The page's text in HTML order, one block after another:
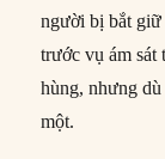
người bị bắt giữ
trước vụ ám sát
hùng, nhưng
một.